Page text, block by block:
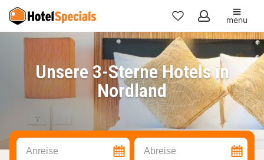
Meine
Favoriten
menu
Unsere 3-Sterne Hotels in
Nordland
Anreise Abreise